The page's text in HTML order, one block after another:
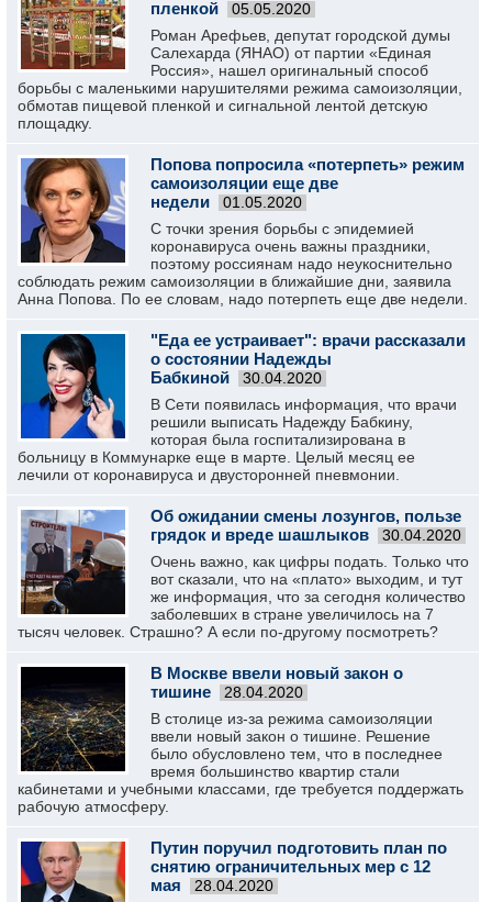
пленкой 05.05.2020
Роман Арефьев, депутат городской думы
Салехарда (ЯНАО) от партии «Единая
Россия», нашел оригинальный способ
борьбы с маленькими нарушителями режима самоизоляции,
обмотав пищевой пленкой и сигнальной лентой детскую
площадку.
Попова попросила «потерпеть» режим
самоизоляции еще две
недели
01.05.2020
С точки зрения борьбы с эпидемией
коронавируса очень важны праздники,
поэтому россиянам надо неукоснительно
соблюдать режим самоизоляции в ближайшие дни, заявила
Анна Попова. По ее словам, надо потерпеть еще две недели.
"Еда ее устраивает": врачи рассказали
о состоянии Надежды
Бабкиной
30.04.2020
В Сети появилась информация, что врачи
решили выписать Надежду Бабкину,
которая была госпитализирована в
больницу в Коммунарке еще в марте. Целый месяц ее
лечили от коронавируса и двусторонней пневмонии.
Об ожидании смены лозунгов, пользе
грядок и вреде шашлыков
30.04.2020
Очень важно, как цифры подать. Только что
вот сказали, что на «плато» выходим, и тут
же информация, что за сегодня количество
заболевших в стране увеличилось на 7
тысяч человек. Страшно? А если по-другому посмотреть?
В Москве ввели новый закон о
тишине
28.04.2020
В столице из-за режима самоизоляции
ввели новый закон о тишине. Решение
было обусловлено тем, что в последнее
время большинство квартир стали
кабинетами и учебными классами, где требуется поддержать
рабочую атмосферу.
Путин поручил подготовить план по
снятию ограничительных мер с 12
мая
28.04.2020